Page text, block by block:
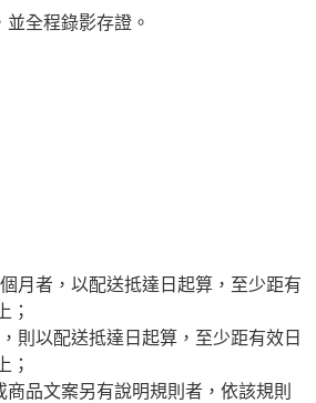
並全程錄影存證。
月者，以配送抵達日起算，至少距有
；
則以配送抵達日起算，至少距有效日
；
品文案另有說明規則者，依該規則